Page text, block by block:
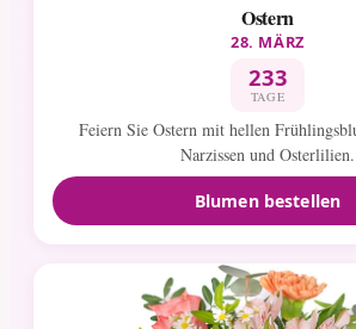
Ostern
28. MÄRZ
233
TAGE
Feiern Sie Ostern mit hellen
Narzissen und Osterlilien.
Blumen bestellen